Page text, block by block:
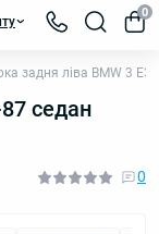
0
задня ліва BMW 3
седан
0